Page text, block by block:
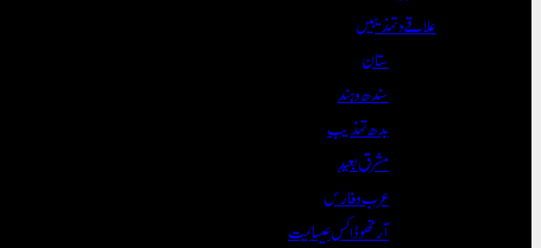
علاقے و تہذیبیں
ستان
سندھ و ہند
بدھ تہذیب
مشرق بعید
عرب و فارس
آرتھوڈاکس عیسائیت